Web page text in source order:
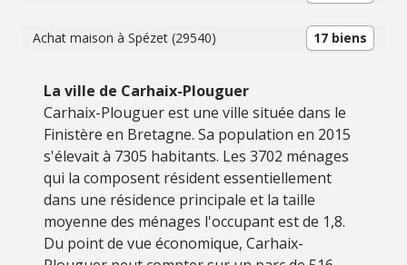
Achat maison à Spézet (29540) 17 biens
La ville de Carhaix-Plouguer
Carhaix-Plouguer est une ville située dans le
Finistère en Bretagne. Sa population en 2015
s'élevait à 7305 habitants. Les 3702 ménages
qui la composent résident essentiellement
dans une résidence principale et la taille
moyenne des ménages l'occupant est de 1,8.
Du point de vue économique, Carhaix-